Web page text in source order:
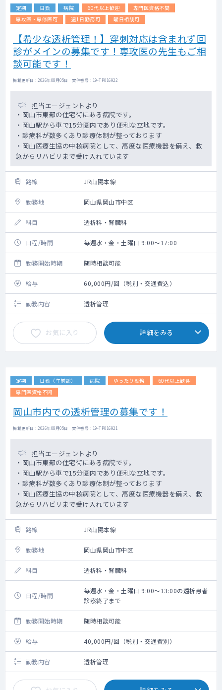
定期 日勤 病院 60代以上歓迎
専門医資格不問
専攻医・専修医可
週1日勤務可 曜日相談可
【希少な透析管理！】穿刺対応は含まれず回
診がメインの募集です！専攻医の先生もご相
談可能です！
掲載更新日 : 2026年08月05日 案件番号 : 19-TP016922
担当エージェントより
・岡山市東部の住宅街にある病院です。
・岡山駅から車で15分圏内であり便利な立地です。
・診療科が数多くあり診療体制が整っております
・岡山医療生協の中核病院として、高度な医療機器を備え、救
急からリハビリまで受け入れています
路線 JR山陽本線
勤務地 岡山県岡山市中区
科目 透析科・腎臓科
日程/時間 毎週水・金・土曜日 9:00～17:00
勤務開始時期 随時相談可能
給与 60,000円/回（税別・交通費込）
勤務内容 透析管理
お気に入り 詳細をみる
定期 日勤（午前診） 病院 ゆったり勤務
60代以上歓迎
専門医資格不問
岡山市内での透析管理の募集です！
掲載更新日 : 2026年08月05日 案件番号 : 19-TP016921
担当エージェントより
・岡山市東部の住宅街にある病院です。
・岡山駅から車で15分圏内であり便利な立地です。
・診療科が数多くあり診療体制が整っております
・岡山医療生協の中核病院として、高度な医療機器を備え、救
急からリハビリまで受け入れています
路線 JR山陽本線
勤務地 岡山県岡山市中区
科目 透析科・腎臓科
日程/時間
毎週水・金・土曜日 9:00～13:00の透析患者
診察終了まで
勤務開始時期 随時相談可能
給与 40,000円/回（税別・交通費別）
勤務内容 透析管理